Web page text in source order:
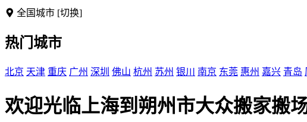
全国城市 [切换]
热门城市
北京 天津 重庆 广州 深圳 佛山 杭州 苏州 银川 南京 东莞 惠州 嘉兴 青岛
欢迎光临上海到朔州市大众搬家搬